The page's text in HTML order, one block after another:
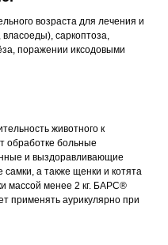
возраста для лечения и
саркоптоза,
поражении иксодовыми
животного к
обработке больные
и выздоравливающие
а также щенки и котята
массой менее 2 кг. БАРС®
применять аурикулярно при